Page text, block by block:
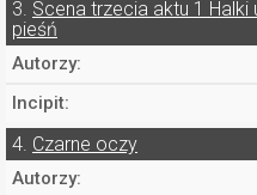
3. Scena trzecia aktu 1
pieśń
Autorzy:
Incipit:
4. Czarne oczy
Autorzy: